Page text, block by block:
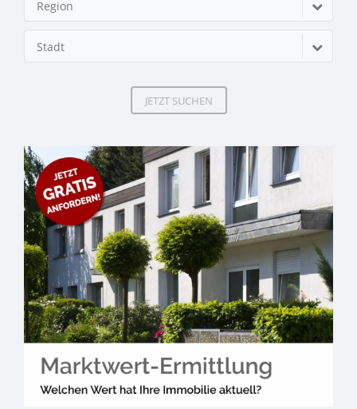
Region
Stadt
JETZT SUCHEN